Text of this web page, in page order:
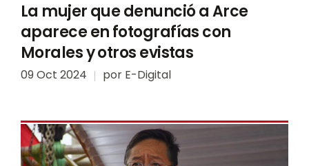
La mujer que denunció a Arce
aparece en fotografías con
Morales y otros evistas
09 Oct 2024 por E-Digital